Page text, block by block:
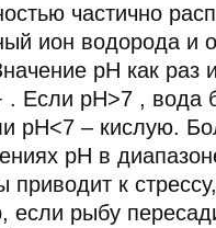
частично
ион водорода и
pH как раз
. Если pH>7 , вода
pH<7 – кислую.
рН в
приводит к
рыбу